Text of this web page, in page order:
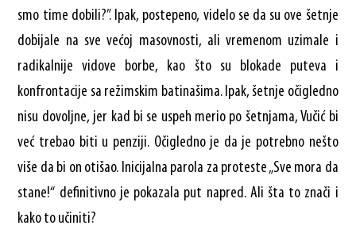
smo time dobili?”. Ipak, postepeno, videlo se da su ove šetnje
dobijale na sve većoj masovnosti, ali vremenom uzimale i
radikalnije vidove borbe, kao što su blokade puteva i
konfrontacije sa režimskim batinašima. Ipak, šetnje očigledno
nisu dovoljne, jer kad bi se uspeh merio po šetnjama, Vučić bi
već trebao biti u penziji. Očigledno je da je potrebno nešto
više da bi on otišao. Inicijalna parola za proteste „Sve mora da
stane!“ definitivno je pokazala put napred. Ali šta to znači i
kako to učiniti?